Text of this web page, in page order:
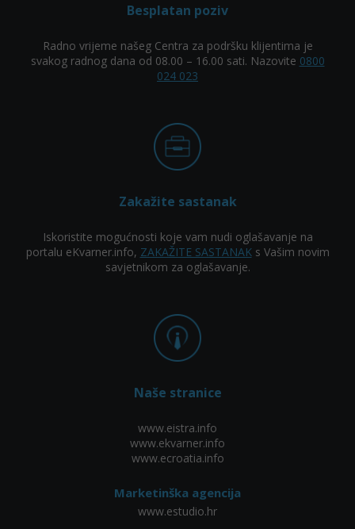
Besplatan poziv
Radno vrijeme našeg Centra za podršku klijentima je
svakog radnog dana od 08.00 – 16.00 sati. Nazovite 0800
024 023
Zakažite sastanak
Iskoristite mogućnosti koje vam nudi oglašavanje na
portalu eKvarner.info, ZAKAŽITE SASTANAKs Vašim novim
savjetnikom za oglašavanje.
Naše stranice
www.eistra.info
www.ekvarner.info
www.ecroatia.info
Marketinška agencija
www.estudio.hr